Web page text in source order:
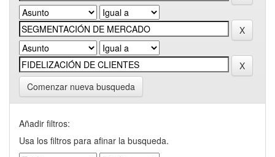
Comenzar nueva busqueda
Añadir filtros:
Usa los filtros para afinar la busqueda.